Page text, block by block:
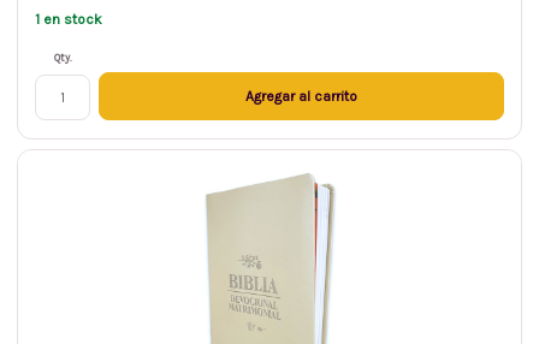
1 en stock
Qty.
Agregar al carrito